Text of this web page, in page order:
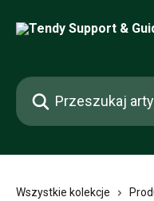
Przeszukaj artykuły...
Wszystkie kolekcje